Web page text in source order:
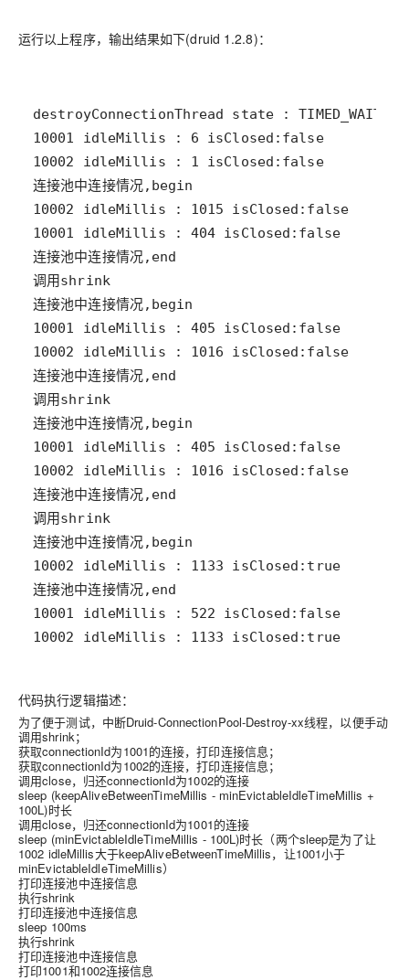
运行以上程序，输出结果如下(druid 1.2.8)：
10001 idleMillis : 6 isClosed:false
10002 idleMillis : 1 isClosed:false
10002 idleMillis : 1015 isClosed:false
10001 idleMillis : 404 isClosed:false
调用shrink
10001 idleMillis : 405 isClosed:false
10002 idleMillis : 1016 isClosed:false
调用shrink
10001 idleMillis : 405 isClosed:false
10002 idleMillis : 1016 isClosed:false
调用shrink
10002 idleMillis : 1133 isClosed:true
10001 idleMillis : 522 isClosed:false
10002 idleMillis : 1133 isClosed:true
代码执行逻辑描述：
为了便于测试，中断Druid-ConnectionPool-Destroy-xx线程，以便手动
调用shrink；
获取connectionId为1001的连接，打印连接信息；
获取connectionId为1002的连接，打印连接信息；
调用close，归还connectionId为1002的连接
sleep (keepAliveBetweenTimeMillis - minEvictableIdleTimeMillis +
100L)时长
调用close，归还connectionId为1001的连接
sleep (minEvictableIdleTimeMillis - 100L)时长（两个sleep是为了让
1002 idleMillis大于keepAliveBetweenTimeMillis，让1001小于
minEvictableIdleTimeMillis）
打印连接池中连接信息
执行shrink
打印连接池中连接信息
sleep 100ms
执行shrink
打印连接池中连接信息
打印1001和1002连接信息